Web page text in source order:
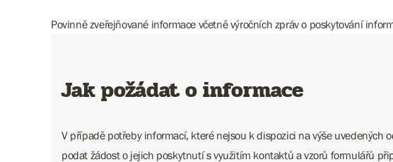
Povinně zveřejňované informace včetně výročních zpráv o poskytování
Jak požádat o informace
V případě potřeby informací, které nejsou k dispozici na výše uvedených
podat žádost o jejich poskytnutí s využitím kontaktů a vzorů formulářů